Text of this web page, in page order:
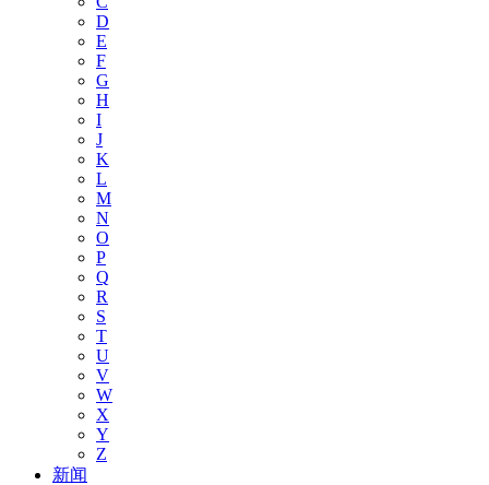
D
E
F
G
H
I
J
K
L
M
N
O
P
Q
R
S
T
U
V
W
X
Y
Z
新闻